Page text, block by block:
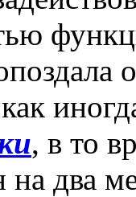
, в то
на два